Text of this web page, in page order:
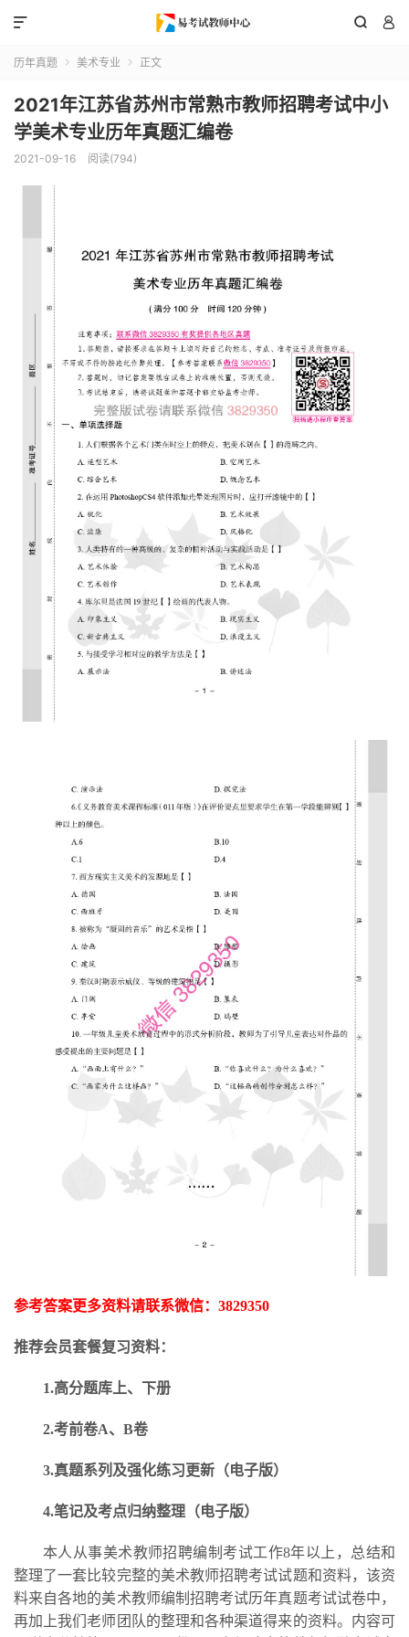
 

历年真题  美术专业  正文
2021年江苏省苏州市常熟市教师招聘考试中小
学美术专业历年真题汇编卷
2021-09-16 阅读(794)
参考答案更多资料请联系微信： 3829350
推荐会员套餐复习资料：
1.高分题库上、下册
2.考前卷A、B卷
3.真题系列及强化练习更新 （电子版）
4.笔记及考点归纳整理（电子版）
本人从事美术教师招聘编制考试工作8年以上，总结和
整理了一套比较完整的美术教师招聘考试试题和资料，该资
料来自各地的美术教师编制招聘考试历年真题考试试卷中，
再加上我们老师团队的整理和各种渠道得来的资料。内容可